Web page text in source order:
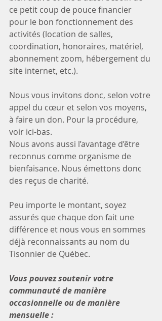
ce petit coup de pouce financier
pour le bon fonctionnement des
activités (location de salles,
coordination, honoraires, matériel,
abonnement zoom, hébergement du
site internet, etc.).
Nous vous invitons donc, selon votre
appel du cœur et selon vos moyens,
à faire un don. Pour la procédure,
voir ici-bas.
Nous avons aussi l’avantage d’être
reconnus comme organisme de
bienfaisance. Nous émettons donc
des reçus de charité.
Peu importe le montant, soyez
assurés que chaque don fait une
différence et nous vous en sommes
déjà reconnaissants au nom du
Tisonnier de Québec.
Vous pouvez soutenir votre
communauté de manière
occasionnelle ou de manière
mensuelle :